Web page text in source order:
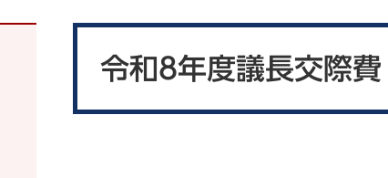
令和8年度議長交際費